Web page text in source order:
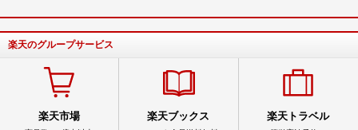
楽天のグループサービス
楽天市場 楽天ブックス 楽天トラベル